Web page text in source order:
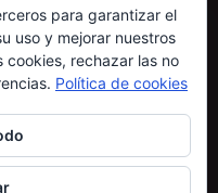
para garantizar el
uso y mejorar nuestros
cookies, rechazar las no
Política de cookies